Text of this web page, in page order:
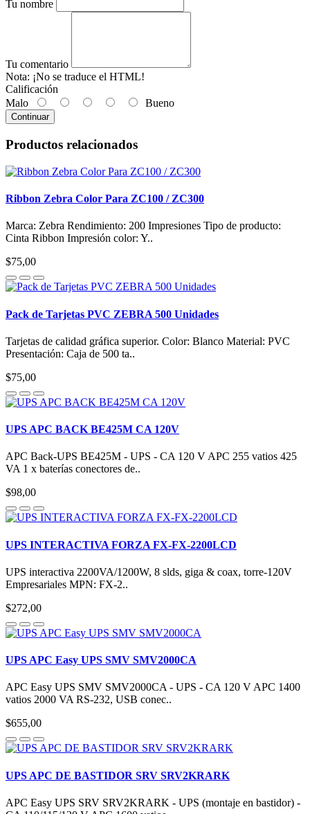
Tu nombre
Tu comentario
Nota: ¡No se traduce el HTML!
Calificación
Malo
Bueno
Continuar
Productos relacionados
Ribbon Zebra Color Para ZC100 / ZC300
Marca: Zebra Rendimiento: 200 Impresiones Tipo de producto:
Cinta Ribbon Impresión color: Y..
$75,00
Pack de Tarjetas PVC ZEBRA 500 Unidades
Tarjetas de calidad gráfica superior. Color: Blanco Material: PVC
Presentación: Caja de 500 ta..
$75,00
UPS APC BACK BE425M CA 120V
APC Back-UPS BE425M - UPS - CA 120 V APC 255 vatios 425
VA 1 x baterías conectores de..
$98,00
UPS INTERACTIVA FORZA FX-FX-2200LCD
UPS interactiva 2200VA/1200W, 8 slds, giga & coax, torre-120V
Empresariales MPN: FX-2..
$272,00
UPS APC Easy UPS SMV SMV2000CA
APC Easy UPS SMV SMV2000CA - UPS - CA 120 V APC 1400
vatios 2000 VA RS-232, USB conec..
$655,00
UPS APC DE BASTIDOR SRV SRV2KRARK
APC Easy UPS SRV SRV2KRARK - UPS (montaje en bastidor) -